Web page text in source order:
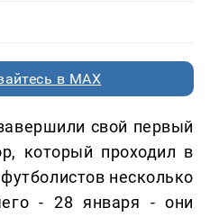
в MAX
свой первый
который проходил в
несколько
- 28 января - они